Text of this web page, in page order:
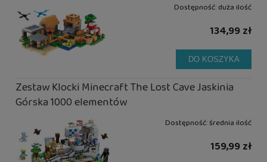
Dostępność:duża ilość
134,99 zł
DO KOSZYKA
Zestaw Klocki Minecraft The Lost Cave Jaskinia
Górska 1000 elementów
Dostępność:średnia ilość
159,99 zł